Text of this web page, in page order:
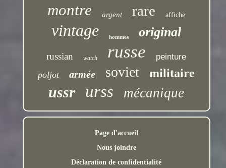
montre argent rare affiche
vintage hommes original
russian watch russe peinture
poljot armée soviet militaire
ussr urss mécanique
Page d'accueil
Nous joindre
Déclaration de confidentialité